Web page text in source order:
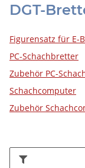
DGT-
Figurensatz für E-
PC-Schachbretter
Zubehör PC-
Schachcomputer
Zubehör